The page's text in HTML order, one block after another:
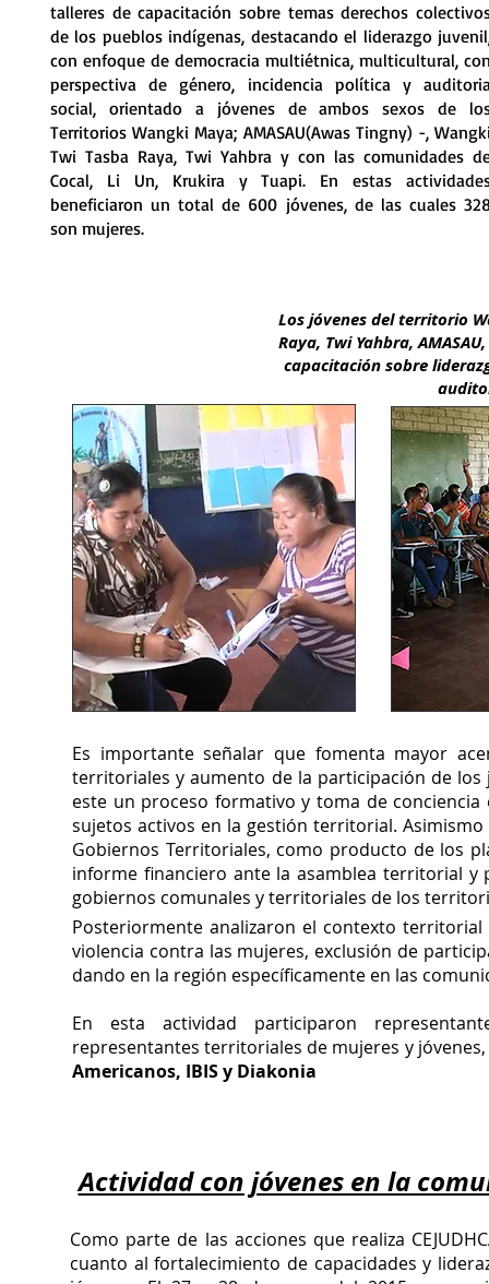
talleres de capacitación sobre temas derechos
de los pueblos indígenas, destacando el liderazgo
con enfoque de democracia multiétnica, multicultural,
perspectiva de género, incidencia política y
social, orientado a jóvenes de ambos sexos de
Territorios Wangki Maya; AMASAU(Awas Tingny) -,
Twi Tasba Raya, Twi Yahbra y con las comunidades
Cocal, Li Un, Krukira y Tuapi. En estas
beneficiaron un total de 600 jóvenes, de las cuales
son mujeres.
Posteriormente analizaron el contexto
violencia contra las mujeres, exclusión de
dando en la región específicamente en las
En esta actividad participaron
representantes territoriales de mujeres y jóvenes,
Americanos, IBIS y Diakonia
Es importante señalar que fomenta mayor
territoriales y aumento de la participación de los
este un proceso formativo y toma de
sujetos activos en la gestión territorial.
Gobiernos Territoriales, como producto de los
informe financiero ante la asamblea territorial
gobiernos comunales y territoriales de los
Los jóvenes del territorio
Raya, Twi Yahbra,
capacitación sobre
Como parte de las acciones que realiza
cuanto al fortalecimiento de capacidades y
Actividad con jóvenes en la